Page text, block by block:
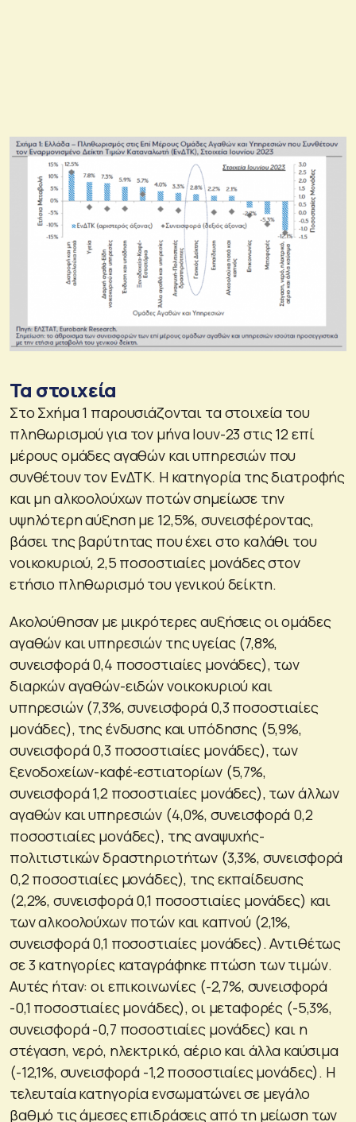
Τα στοιχεία
Στο Σχήμα 1 παρουσιάζονται τα στοιχεία του
πληθωρισμού για τον μήνα Ιουν-23 στις 12 επί
μέρους ομάδες αγαθών και υπηρεσιών που
συνθέτουν τον ΕνΔΤΚ. Η κατηγορία της διατροφής
και μη αλκοολούχων ποτών σημείωσε την
υψηλότερη αύξηση με 12,5%, συνεισφέροντας,
βάσει της βαρύτητας που έχει στο καλάθι του
νοικοκυριού, 2,5 ποσοστιαίες μονάδες στον
ετήσιο πληθωρισμό του γενικού δείκτη.
Ακολούθησαν με μικρότερες αυξήσεις οι ομάδες
αγαθών και υπηρεσιών της υγείας (7,8%,
συνεισφορά 0,4 ποσοστιαίες μονάδες), των
διαρκών αγαθών-ειδών νοικοκυριού και
υπηρεσιών (7,3%, συνεισφορά 0,3 ποσοστιαίες
μονάδες), της ένδυσης και υπόδησης (5,9%,
συνεισφορά 0,3 ποσοστιαίες μονάδες), των
ξενοδοχείων-καφέ-εστιατορίων (5,7%,
συνεισφορά 1,2 ποσοστιαίες μονάδες), των άλλων
αγαθών και υπηρεσιών (4,0%, συνεισφορά 0,2
ποσοστιαίες μονάδες), της αναψυχής-
πολιτιστικών δραστηριοτήτων (3,3%, συνεισφορά
0,2 ποσοστιαίες μονάδες), της εκπαίδευσης
(2,2%, συνεισφορά 0,1 ποσοστιαίες μονάδες) και
των αλκοολούχων ποτών και καπνού (2,1%,
συνεισφορά 0,1 ποσοστιαίες μονάδες). Αντιθέτως
σε 3 κατηγορίες καταγράφηκε πτώση των τιμών.
Αυτές ήταν: οι επικοινωνίες (-2,7%, συνεισφορά
-0,1 ποσοστιαίες μονάδες), οι μεταφορές (-5,3%,
συνεισφορά -0,7 ποσοστιαίες μονάδες) και η
στέγαση, νερό, ηλεκτρικό, αέριο και άλλα καύσιμα
(-12,1%, συνεισφορά -1,2 ποσοστιαίες μονάδες). Η
τελευταία κατηγορία ενσωματώνει σε μεγάλο
βαθμό τις άμεσες επιδράσεις από τη μείωση των